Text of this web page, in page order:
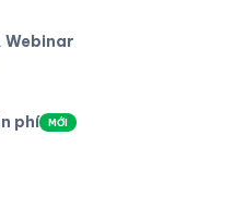
Webinar
phí MỚI